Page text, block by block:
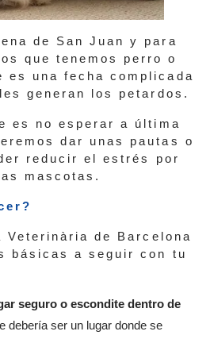
de San Juan y para
que tenemos perro o
es una fecha complicada
generan los petardos.
es no esperar a última
dar unas pautas o
reducir el estrés por
mascotas.
de Barcelona
básicas a seguir con tu
seguro o escondite dentro de
debería ser un lugar donde se